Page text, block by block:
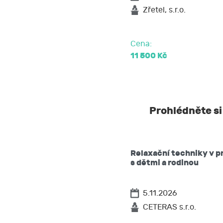
požadovat
Zřetel, s.r.o.
Cena:
11 500 Kč
Prohlédněte
Relaxační techniky v
s dětmi a rodinou
5.11.2026
CETERAS s.r.o.